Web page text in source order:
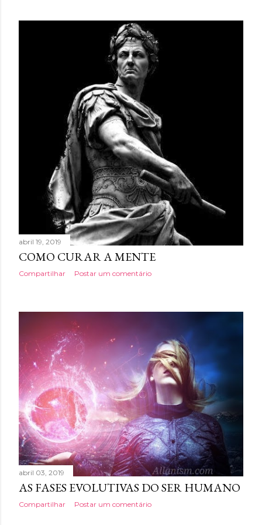
abril 19, 2019
COMO CURAR A MENTE
Compartilhar Postar um comentário
abril 03, 2019
AS FASES EVOLUTIVAS DO SER HUMANO
Compartilhar Postar um comentário